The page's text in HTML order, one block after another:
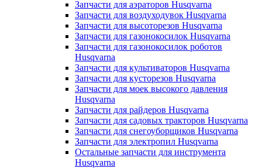
Запчасти для аэраторов Husqvarna
Запчасти для воздуходувок Husqvarna
Запчасти для высоторезов Husqvarna
Запчасти для газонокосилок Husqvarna
Запчасти для газонокосилок роботов
Husqvarna
Запчасти для культиваторов Husqvarna
Запчасти для кусторезов Husqvarna
Запчасти для моек высокого давления
Husqvarna
Запчасти для райдеров Husqvarna
Запчасти для садовых тракторов Husqvarna
Запчасти для снегоуборщиков Husqvarna
Запчасти для электропил Husqvarna
Остальные запчасти для инструмента
Husqvarna